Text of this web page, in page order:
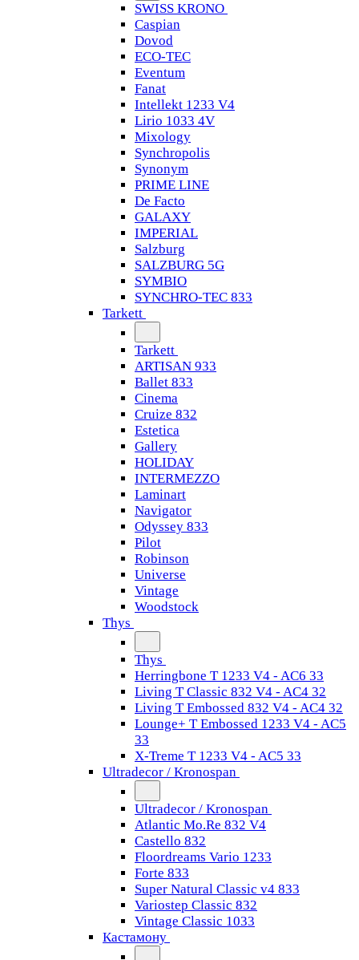
SWISS KRONO
Caspian
Dovod
ECO-TEC
Eventum
Fanat
Intellekt 1233 V4
Lirio 1033 4V
Mixology
Synchropolis
Synonym
PRIME LINE
De Facto
GALAXY
IMPERIAL
Salzburg
SALZBURG 5G
SYMBIO
SYNCHRO-TEC 833
Tarkett
Tarkett
ARTISAN 933
Ballet 833
Cinema
Cruize 832
Estetica
Gallery
HOLIDAY
INTERMEZZO
Laminart
Navigator
Odyssey 833
Pilot
Robinson
Universe
Vintage
Woodstock
Thys
Thys
Herringbone T 1233 V4 - AC6 33
Living T Classic 832 V4 - AC4 32
Living T Embossed 832 V4 - AC4 32
Lounge+ T Embossed 1233 V4 - AC5
33
X-Treme T 1233 V4 - AC5 33
Ultradecor / Kronospan
Ultradecor / Kronospan
Atlantic Mo.Re 832 V4
Castello 832
Floordreams Vario 1233
Forte 833
Super Natural Classic v4 833
Variostep Classic 832
Vintage Classic 1033
Кастамону